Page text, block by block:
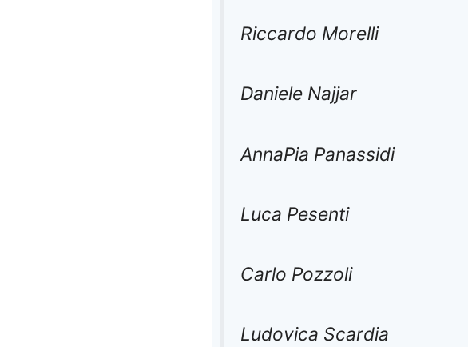
Riccardo Morelli
Daniele Najjar
AnnaPia Panassidi
Luca Pesenti
Carlo Pozzoli
Ludovica Scardia